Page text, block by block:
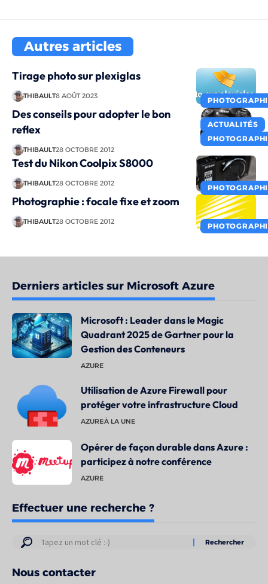
Autres articles
Tirage photo sur plexiglas
THIBAULT8 AOÛT 2023
ACTUALITÉS
Des conseils pour adopter le bon
reflex
THIBAULT28 OCTOBRE 2012
Test du Nikon Coolpix S8000
THIBAULT28 OCTOBRE 2012
Photographie : focale fixe et zoom
THIBAULT28 OCTOBRE 2012
Derniers articles sur Microsoft Azure
Microsoft : Leader dans le Magic
Quadrant 2025 de Gartner pour la
Gestion des Conteneurs
AZURE
Utilisation de Azure Firewall pour
protéger votre infrastructure Cloud
AZUREÀ LA UNE
Opérer de façon durable dans Azure :
participez à notre conférence
AZURE
Effectuer une recherche ?
Résultats
votre
Nous contacter